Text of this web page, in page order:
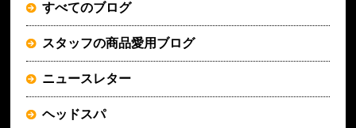
すべてのブログ
スタッフの商品愛用ブログ
ニュースレター
ヘッドスパ